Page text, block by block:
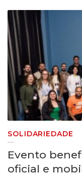
SOLIDARIEDADE
Evento
oficial e